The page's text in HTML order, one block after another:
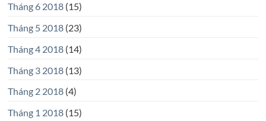
Tháng 6 2018(15)
Tháng 5 2018(23)
Tháng 4 2018(14)
Tháng 3 2018(13)
Tháng 2 2018(4)
Tháng 1 2018(15)